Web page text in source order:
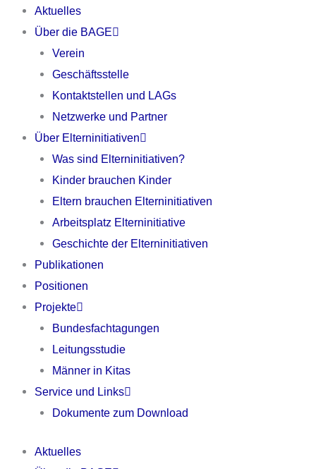
Inhalt
springen
Aktuelles
Über die BAGE
Verein
Geschäftsstelle
Kontaktstellen und LAGs
Netzwerke und Partner
Über Elterninitiativen
Was sind Elterninitiativen?
Kinder brauchen Kinder
Eltern brauchen Elterninitiativen
Arbeitsplatz Elterninitiative
Geschichte der Elterninitiativen
Publikationen
Positionen
Projekte
Bundesfachtagungen
Leitungsstudie
Männer in Kitas
Service und Links
Dokumente zum Download
Aktuelles